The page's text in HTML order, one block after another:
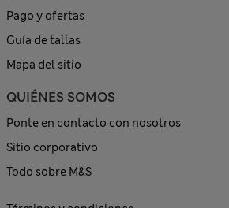
Pago y ofertas
Guía de tallas
Mapa del sitio
QUIÉNES SOMOS
Ponte en contacto con nosotros
Sitio corporativo
Todo sobre M&S